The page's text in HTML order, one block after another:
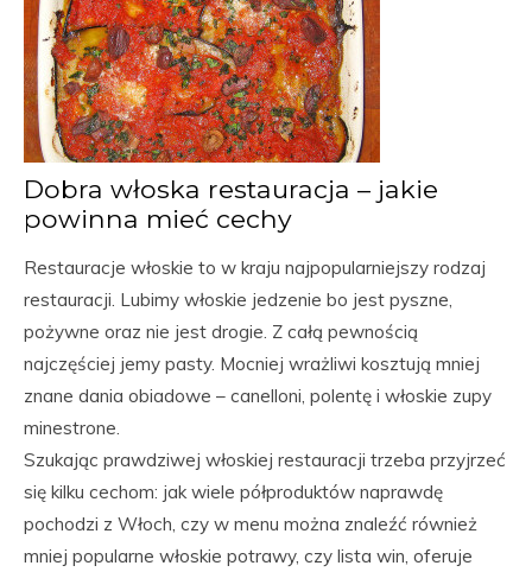
Dobra włoska restauracja – jakie
powinna mieć cechy
Restauracje włoskie to w kraju najpopularniejszy rodzaj
restauracji. Lubimy włoskie jedzenie bo jest pyszne,
pożywne oraz nie jest drogie. Z całą pewnością
najczęściej jemy pasty. Mocniej wrażliwi kosztują mniej
znane dania obiadowe – canelloni, polentę i włoskie zupy
minestrone.
Szukając prawdziwej włoskiej restauracji trzeba przyjrzeć
się kilku cechom: jak wiele półproduktów naprawdę
pochodzi z Włoch, czy w menu można znaleźć również
mniej popularne włoskie potrawy, czy lista win, oferuje